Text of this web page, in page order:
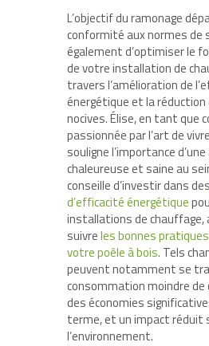
L’objectif du ramonage
conformité aux normes de
également d’optimiser le
de votre installation de
travers l’amélioration de
énergétique et la
nocives. Élise, en tant que
passionnée par l’art de
souligne l’importance
chaleureuse et saine au
conseille d’investir dans des
d’efficacité énergétique
installations de chauffage,
suivreles bonnes
votre poêle à bois. Tels
peuvent notamment se
consommation moindre
des économies
terme, et un impact réduit
l’environnement.